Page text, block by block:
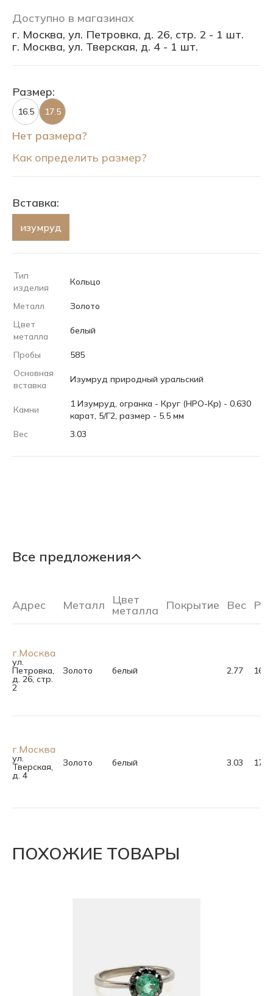
Доступно в магазинах
г. Москва, ул. Петровка, д. 26, стр. 2 - 1 шт.
г. Москва, ул. Тверская, д. 4 - 1 шт.
Размер:
16.5 17.5
Нет размера?
Как определить размер?
Вставка:
изумруд
Тип
изделия
Кольцо
Металл
Золото
Цвет
металла
белый
Пробы
585
Основная
вставка
Изумруд природный уральский
Камни
1 Изумруд, огранка - Круг (НРО-Кр) - 0.630
карат, 5/Г2, размер - 5.5 мм
Вес
3.03
Все предложения
Адрес Металл Цвет
металла Покрытие Вес
г.Москва
ул.
Петровка,
д. 26, стр.
2
Золото белый 2.77 16.5
г.Москва
ул.
Тверская,
д. 4
Золото белый 3.03 17.5
ПОХОЖИЕ ТОВАРЫ